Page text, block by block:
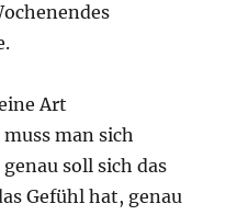
Art
man sich
soll sich das
Gefühl hat, genau